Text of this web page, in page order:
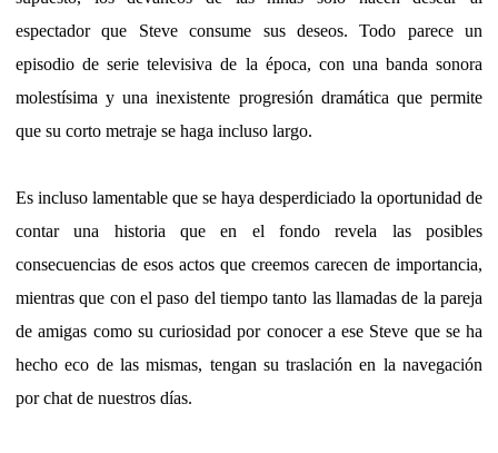
espectador que Steve consume sus deseos. Todo parece un
episodio de serie televisiva de la época, con una banda sonora
molestísima y una inexistente progresión dramática que permite
que su corto metraje se haga incluso largo.
Es incluso lamentable que se haya desperdiciado la oportunidad de
contar una historia que en el fondo revela las posibles
consecuencias de esos actos que creemos carecen de importancia,
mientras que con el paso del tiempo tanto las llamadas de la pareja
de amigas como su curiosidad por conocer a ese Steve que se ha
hecho eco de las mismas, tengan su traslación en la navegación
por chat de nuestros días.